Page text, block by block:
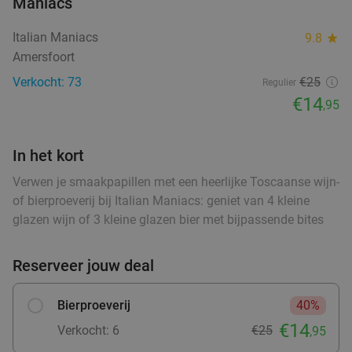
High tea inclusief onbeperkt verse thee (1,5
uur) bij Sophias Coffee
Barneveld
Verkocht: 14 Regulier €28,95
€16
High Tea (1,5 uur) voor €25,50 p.p.
Orangerie Slot Zeist
15 min.
Verkocht: 6 Regulier €69
Italian Maniacs 9.8 star
Amersfoort
Verkocht: 73
Regulier €25
€14,95
In het kort
Verwen je smaakpapillen met een heerlijke Toscaanse wijn-
of bierproeverij bij Italian Maniacs: geniet van 4 kleine
glazen wijn of 3 kleine glazen bier met bijpassende bites
Reserveer jouw deal
Bierproeverij
40%
Verkocht: 6
€25 €14,95